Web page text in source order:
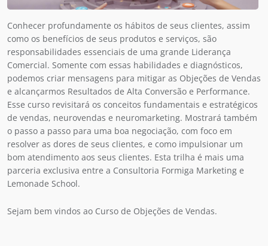
Conhecer profundamente os hábitos de seus clientes, assim
como os benefícios de seus produtos e serviços, são
responsabilidades essenciais de uma grande Liderança
Comercial. Somente com essas habilidades e diagnósticos,
podemos criar mensagens para mitigar as Objeções de Vendas
e alcançarmos Resultados de Alta Conversão e Performance.
Esse curso revisitará os conceitos fundamentais e estratégicos
de vendas, neurovendas e neuromarketing. Mostrará também
o passo a passo para uma boa negociação, com foco em
resolver as dores de seus clientes, e como impulsionar um
bom atendimento aos seus clientes. Esta trilha é mais uma
parceria exclusiva entre a Consultoria Formiga Marketing e
Lemonade School.
Sejam bem vindos ao Curso de Objeções de Vendas.